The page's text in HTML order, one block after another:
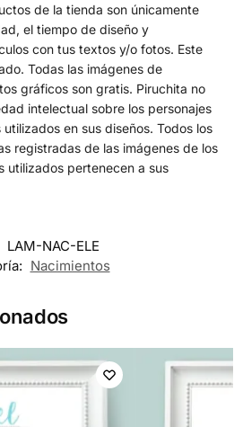
de la tienda son únicamente
el tiempo de diseño y
con tus textos y/o fotos. Este
Todas las imágenes de
gráficos son gratis. Piruchita no
intelectual sobre los personajes
en sus diseños. Todos los
registradas de las imágenes de los
utilizados pertenecen a sus
LAM-NAC-ELE
Nacimientos